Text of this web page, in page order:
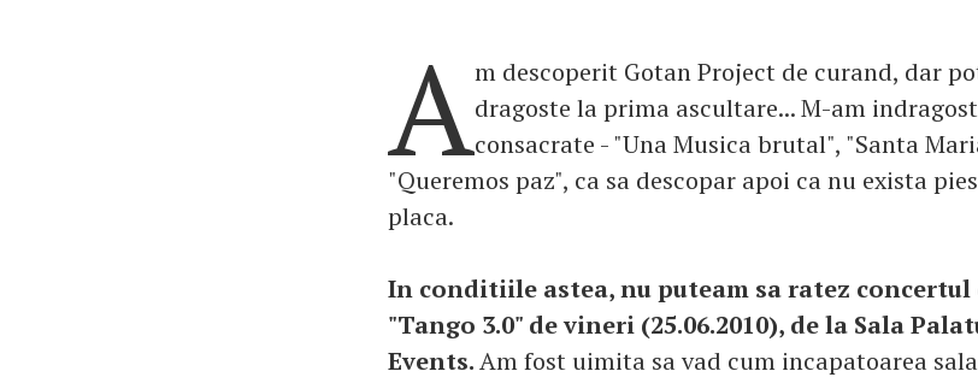
Am descoperit Gotan Project de curand, dar
dragoste la prima ascultare... M-am
consacrate - "Una Musica brutal", "Santa
"Queremos paz", ca sa descopar apoi ca nu exista
placa.
In conditiile astea, nu puteam sa ratez
"Tango 3.0" de vineri (25.06.2010), de la Sala
Events.Am fost uimita sa vad cum incapatoarea